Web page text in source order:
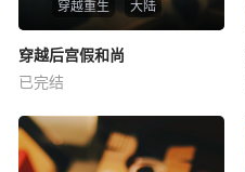
穿越重生 大陆
穿越后宫假和尚
未知
穿越后宫假和尚
已完结